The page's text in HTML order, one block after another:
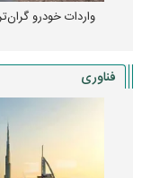
واردات خودرو
فناوری